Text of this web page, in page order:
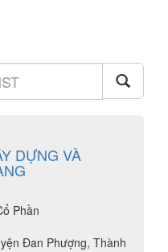
DỰNG VÀ
Phần
Đan Phượng, Thành